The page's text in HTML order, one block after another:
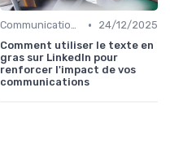
Communication digitale & omnicanale •
24/12/2025
Comment utiliser le texte en
gras sur LinkedIn pour
renforcer l'impact de vos
communications